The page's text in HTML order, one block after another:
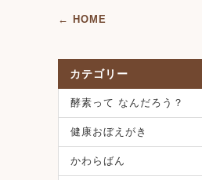
← HOME
カテゴリー
酵素って なんだろう？
健康おぼえがき
かわらばん